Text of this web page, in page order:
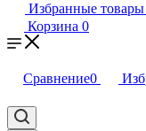
Избранные товары
Корзина 0
Сравнение0